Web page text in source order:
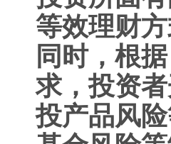
等效理财方
同时，根
求，投资
投产品风